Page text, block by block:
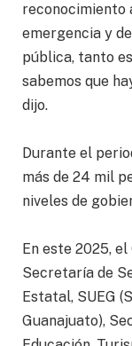
reconocimiento
emergencia y
pública, tanto
sabemos que
dijo.
Durante el
más de 24 mil
niveles de
En este 2025,
Secretaría de
Estatal, SUEG
Guanajuato),